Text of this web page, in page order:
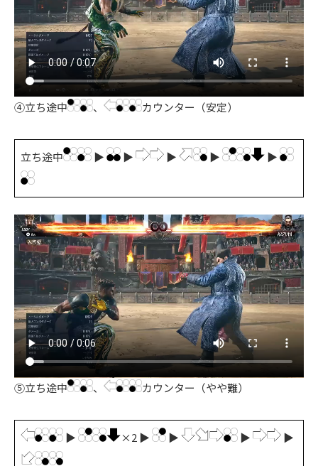
④立ち途中 、 カウンター（安定）
立ち途中 ▶ ▶ ▶ ▶ ▶
⑤立ち途中 、 カウンター（やや難）
▶ ×2 ▶ ▶ ▶ ▶